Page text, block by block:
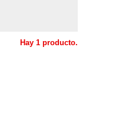
Hay 1 producto.